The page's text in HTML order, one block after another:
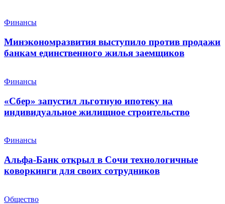
Финансы
Минэкономразвития выступило против продажи
банкам единственного жилья заемщиков
Финансы
«Сбер» запустил льготную ипотеку на
индивидуальное жилищное строительство
Финансы
Альфа-Банк открыл в Сочи технологичные
коворкинги для своих сотрудников
Общество